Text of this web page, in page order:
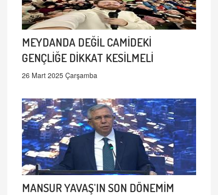
MEYDANDA DEĞİL CAMİDEKİ
GENÇLİĞE DİKKAT KESİLMELİ
26 Mart 2025 Çarşamba
MANSUR YAVAŞ'IN SON DÖNEMİM